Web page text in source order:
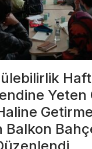
Yeten
Balkon